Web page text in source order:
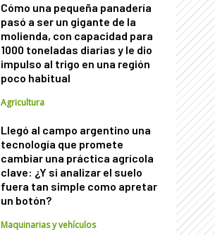
Cómo una pequeña panadería
pasó a ser un gigante de la
molienda, con capacidad para
1000 toneladas diarias y le dio
impulso al trigo en una región
poco habitual
Agricultura
Llegó al campo argentino una
tecnología que promete
cambiar una práctica agrícola
clave: ¿Y si analizar el suelo
fuera tan simple como apretar
un botón?
Maquinarias y vehículos